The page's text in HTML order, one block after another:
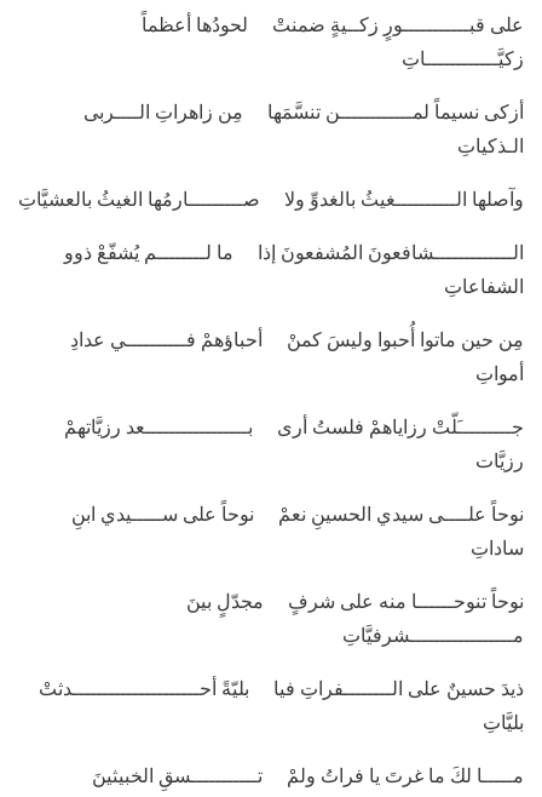
على قبـــــــــــورٍ زكــيةٍ ضمنتْ لحودُها أعظماً
زكيَّــــــــــــاتِ
أزكى نسيماً لمــــــــــــن تنسَّمَها مِن زاهراتِ الــــربى
الـذكياتِ
وآصلها الــــــــــغيثُ بالغدوِّ ولا صـــــــــارمُها الغيثُ بالعشيَّاتِ
الـــــــــــــشافعونَ المُشفعونَ إذا ما لــــــــم يُشفّعْ ذوو
الشفاعاتِ
مِن حين ماتوا أُحبوا وليسَ كمنْ أحباؤهمْ فــــــــــي عدادِ
أمواتِ
جـــــــــَلّتْ رزاياهمْ فلستُ أرى بـــــــــــــــــعد رزيَّاتهمْ
رزيَّات
نوحاً علــــى سيدي الحسينِ نعمْ نوحاً على ســـــيدي ابنِ
ساداتِ
نوحاً تنوحــــــا منه على شرفٍ مجدّلٍ بينَ
مـــــــــــــــــشرفيَّاتِ
ذيدَ حسينٌ على الــــــــفراتِ فيا بليّةً أحـــــــــــــــــــــدثتْ
بليَّاتِ
مـــــا لكَ ما غرتَ يا فراتُ ولمْ تـــــــــــسقِ الخبيثينَ